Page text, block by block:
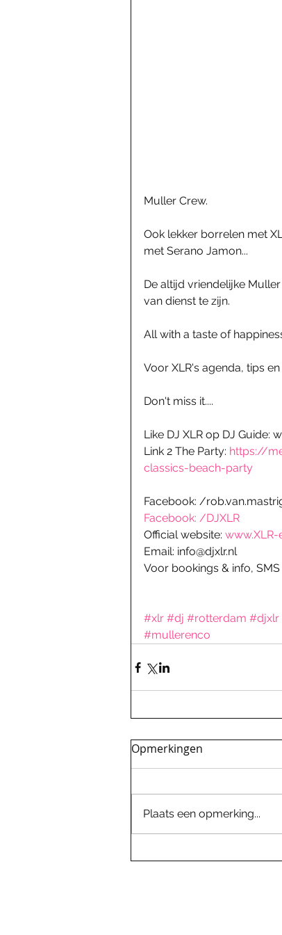
Muller Crew.
Ook lekker borrelen met
met Serano Jamon...
De altijd vriendelijke
van dienst te zijn.
All with a taste of
Voor XLR's agenda, tips
Don't miss it....
Like DJ XLR op DJ Guide:
Link 2 The Party: https://
classics-beach-party
Facebook: /
Facebook: /DJXLR
Official website:
Email: info@djxlr.nl
Voor bookings & info,
#xlr #dj #rotterdam #djxlr
#mullerenco
Opmerkingen
Plaats een opmerking...